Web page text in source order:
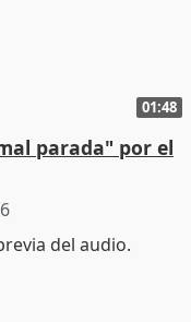
01:48
parada" por el